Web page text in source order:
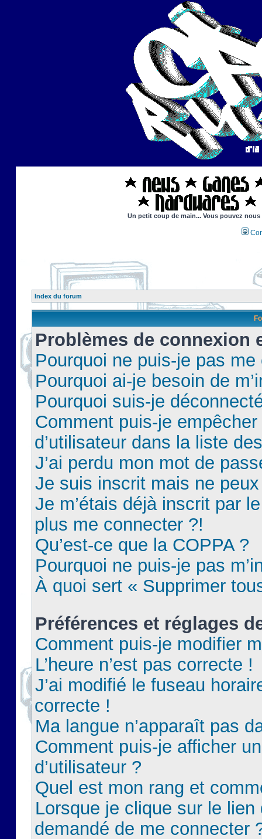
Un petit coup de main... Vous pouvez
Index du forum
Problèmes de connexion
Pourquoi ne puis-je pas
Pourquoi ai-je besoin de
Pourquoi suis-je
Comment puis-je
d’utilisateur dans la liste
J’ai perdu mon mot de
Je suis inscrit mais ne
Je m’étais déjà inscrit par
plus me connecter ?!
Qu’est-ce que la COPPA ?
Pourquoi ne puis-je pas
À quoi sert « Supprimer
Préférences et réglages
Comment puis-je modifier
L’heure n’est pas correcte !
J’ai modifié le fuseau
correcte !
Ma langue n’apparaît pas
Comment puis-je afficher
d’utilisateur ?
Quel est mon rang et
Lorsque je clique sur le lien
demandé de me connecter